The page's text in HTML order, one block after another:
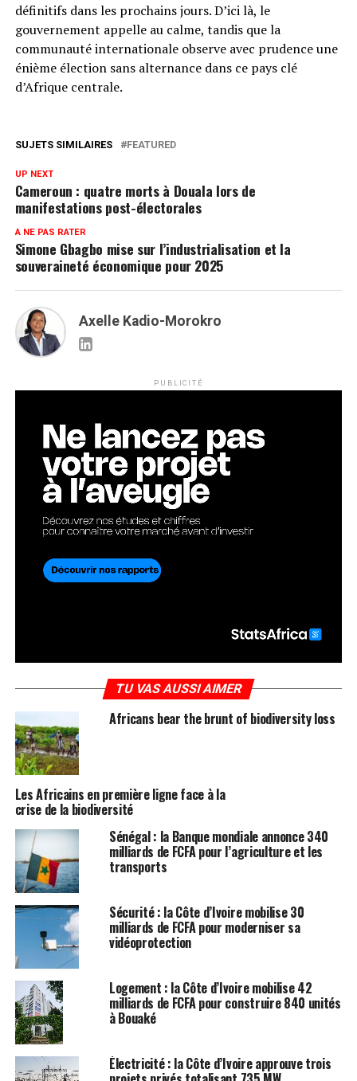
définitifs dans les prochains jours. D’ici là, le
gouvernement appelle au calme, tandis que la
communauté internationale observe avec prudence une
énième élection sans alternance dans ce pays clé
d’Afrique centrale.
SUJETS SIMILAIRES FEATURED
UP NEXT
Cameroun : quatre morts à Douala lors de
manifestations post-électorales
A NE PAS RATER
Simone Gbagbo mise sur l’industrialisation et la
souveraineté économique pour 2025
Axelle Kadio-Morokro
PUBLICITÉ
TU VAS AUSSI AIMER
Africans bear the brunt of biodiversity loss
Les Africains en première ligne face à la
crise de la biodiversité
Sénégal : la Banque mondiale annonce 340
milliards de FCFA pour l’agriculture et les
transports
Sécurité : la Côte d’Ivoire mobilise 30
milliards de FCFA pour moderniser sa
vidéoprotection
Logement : la Côte d’Ivoire mobilise 42
milliards de FCFA pour construire 840 unités
à Bouaké
Électricité : la Côte d’Ivoire approuve trois